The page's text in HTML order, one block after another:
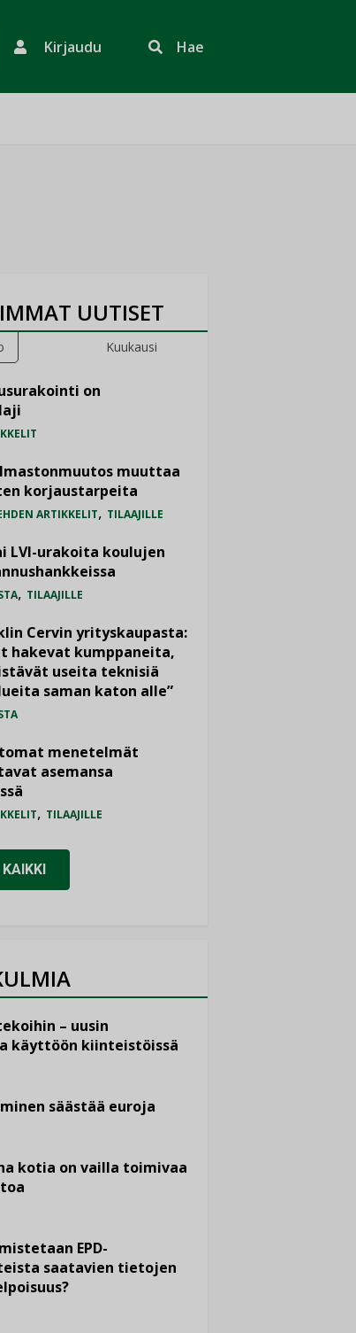
Kirjaudu Hae
UUTISET
Kuukausi
on
muuttaa
korjaustarpeita
ARTIKKELIT, TILAAJILLE
LVI-urakoita koulujen
, TILAAJILLE
Cervin yrityskaupasta:
hakevat kumppaneita,
useita teknisiä
saman katon alle”
menetelmät
asemansa
, TILAAJILLE
– uusin
käyttöön kiinteistöissä
säästää euroja
kotia on vailla toimivaa
EPD-
saatavien tietojen